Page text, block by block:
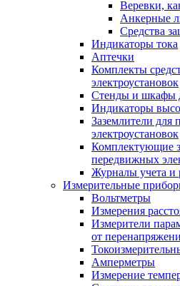
Веревки,
Анкерные
Средства
Индикаторы тока
Аптечки
Комплекты
электроустановок
Стенды и шкафы
Индикаторы
Заземлители для
электроустановок
Комплектующие
передвижных
Журналы учета и
Измерительные
Вольтметры
Измерения
Измерители
от
Амперметры
Измерение